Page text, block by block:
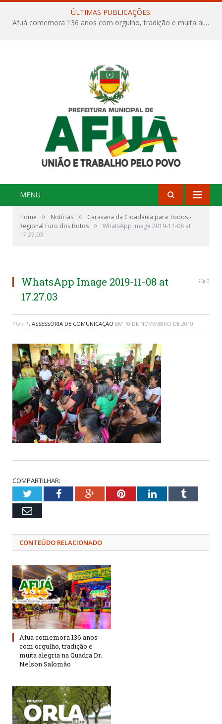
ÚLTIMAS PUBLICAÇÕES:
Afuá comemora 136 anos com orgulho, tradição e muita alegria na Quadra Dr. Nelson Salomão
MENU
Home » Notícias »
Caravana da Cidadania para Todos -
Regional Furo dos Botos »
WhatsApp Image 2019-11-08 at
17.27.03
WhatsApp Image 2019-11-08 at
17.27.03
0
POR P: ASSESSORIA DE COMUNICAÇÃO EM 10 DE NOVEMBRO DE 2019
COMPARTILHAR:
TwitterFacebookGoogle+PinterestLinkedInTumblr
Email
CONTEÚDO RELACIONADO
Afuá comemora 136 anos
com orgulho, tradição e
muita alegria na Quadra Dr.
Nelson Salomão